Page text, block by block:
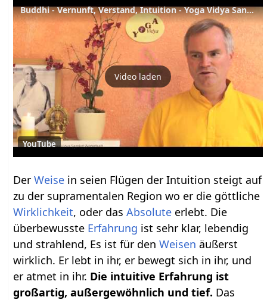
Buddhi - Vernunft, Verstand, Intuition - Yoga Vidya Sanskrit Lexikon
Video laden
YouTube
DerWeise in seien Flügen der Intuition steigt auf
zu der supramentalen Region wo er die göttliche
Wirklichkeit, oder dasAbsolute erlebt. Die
überbewusste Erfahrung ist sehr klar, lebendig
und strahlend, Es ist für denWeisen äußerst
wirklich. Er lebt in ihr, er bewegt sich in ihr, und
er atmet in ihr. Die intuitive Erfahrung ist
großartig, außergewöhnlich und tief. Das